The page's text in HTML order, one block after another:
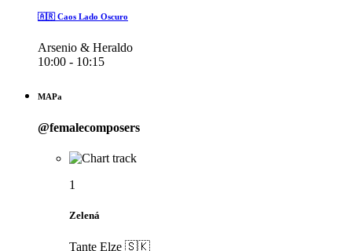
🇦🇷 Caos Lado Oscuro
Arsenio & Heraldo
10:00 - 10:15
MAPa
@femalecomposers
1
Zelená
Tante Elze 🇸🇰